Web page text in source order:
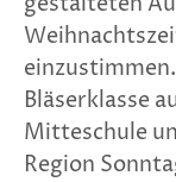
Bläserklasse
Mitteschule
Region